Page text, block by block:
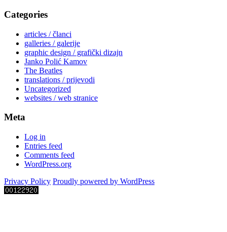
Categories
articles / članci
galleries / galerije
graphic design / grafički dizajn
Janko Polić Kamov
The Beatles
translations / prijevodi
Uncategorized
websites / web stranice
Meta
Log in
Entries feed
Comments feed
WordPress.org
Privacy Policy Proudly powered by WordPress